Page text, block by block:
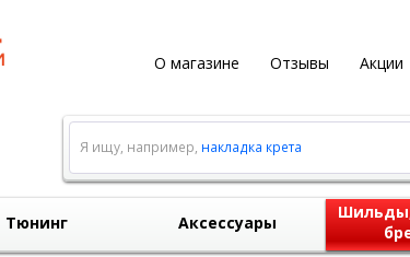
О магазине Отзывы Акции
Я ищу, например, накладка крета
Тюнинг Аксессуары